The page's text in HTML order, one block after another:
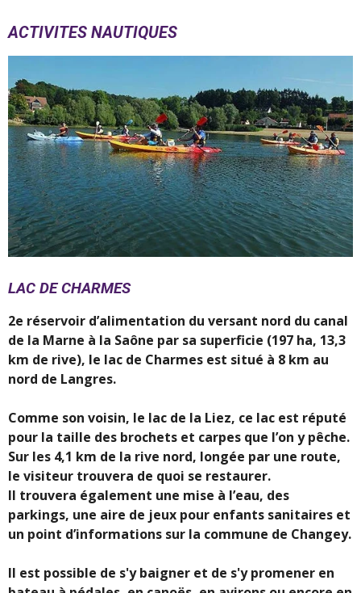
ACTIVITES NAUTIQUES
LAC DE CHARMES
2e réservoir d’alimentation du versant nord du canal
de la Marne à la Saône par sa superficie (197 ha, 13,3
km de rive), le lac de Charmes est situé à 8 km au
nord de Langres.
Comme son voisin, le lac de la Liez, ce lac est réputé
pour la taille des brochets et carpes que l’on y pêche.
Sur les 4,1 km de la rive nord, longée par une route,
le visiteur trouvera de quoi se restaurer.
Il trouvera également une mise à l’eau, des
parkings, une aire de jeux pour enfants sanitaires et
un point d’informations sur la commune de Changey.
Il est possible de s'y baigner et de s'y promener en